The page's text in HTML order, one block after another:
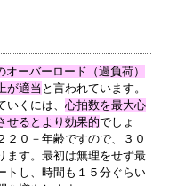
オーバーロード（過負荷）
が適当 と言われています。
くには、 心拍数を最大心
せるとより効果的でしょ
２０－年齢ですので、３０
ます。最初は無理をせず最
トし、時間も１５分ぐらい